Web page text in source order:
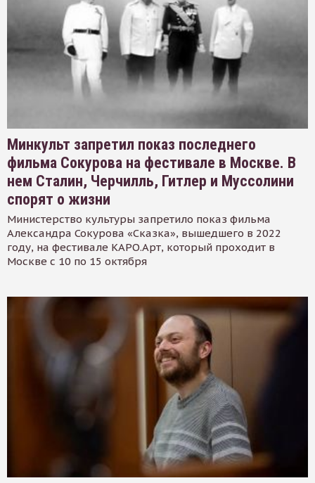
Минкульт запретил показ последнего
фильма Сокурова на фестивале в Москве. В
нем Сталин, Черчилль, Гитлер и Муссолини
спорят о жизни
Министерство культуры запретило показ фильма
Александра Сокурова «Сказка», вышедшего в 2022
году, на фестивале КАРО.Арт, который проходит в
Москве с 10 по 15 октября